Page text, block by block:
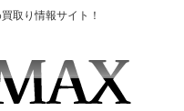
取り情報サイト！